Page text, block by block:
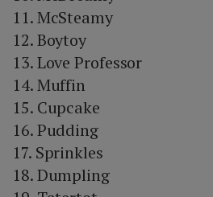
11. McSteamy
12. Boytoy
13. Love Professor
14. Muffin
15. Cupcake
16. Pudding
17. Sprinkles
18. Dumpling